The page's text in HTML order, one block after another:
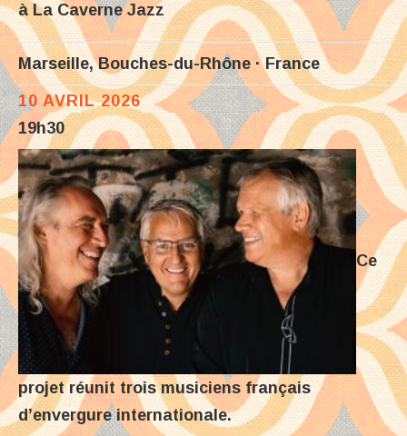
à La Caverne Jazz
Marseille, Bouches-du-Rhône France
10 AVRIL 2026
19h30
Ce
projet réunit trois musiciens français
d’envergure internationale.